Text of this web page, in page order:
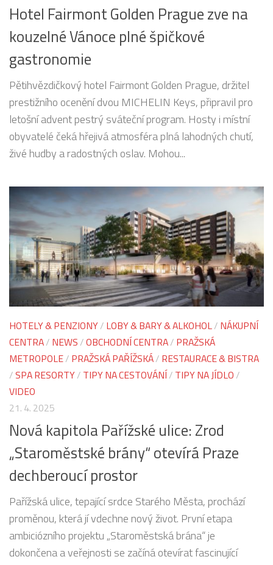
Hotel Fairmont Golden Prague zve na
kouzelné Vánoce plné špičkové
gastronomie
Pětihvězdičkový hotel Fairmont Golden Prague, držitel
prestižního ocenění dvou MICHELIN Keys, připravil pro
letošní advent pestrý sváteční program. Hosty i místní
obyvatelé čeká hřejivá atmosféra plná lahodných chutí,
živé hudby a radostných oslav. Mohou...
HOTELY & PENZIONY/ LOBY & BARY & ALKOHOL/ NÁKUPNÍ
CENTRA/ NEWS /OBCHODNÍ CENTRA/ PRAŽSKÁ
METROPOLE/ PRAŽSKÁ PAŘÍŽSKÁ/ RESTAURACE & BISTRA
/SPA RESORTY/ TIPY NA CESTOVÁNÍ/ TIPY NA JÍDLO /
VIDEO
21. 4. 2025
Nová kapitola Pařížské ulice: Zrod
„Staroměstské brány“ otevírá Praze
dechberoucí prostor
Pařížská ulice, tepající srdce Starého Města, prochází
proměnou, která jí vdechne nový život. První etapa
ambiciózního projektu „Staroměstská brána“ je
dokončena a veřejnosti se začíná otevírat fascinující